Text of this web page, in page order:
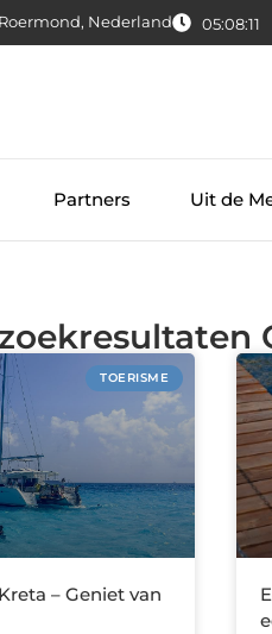
Nederland 05:08:12
Partners Uit de
TOERISME
– Geniet van